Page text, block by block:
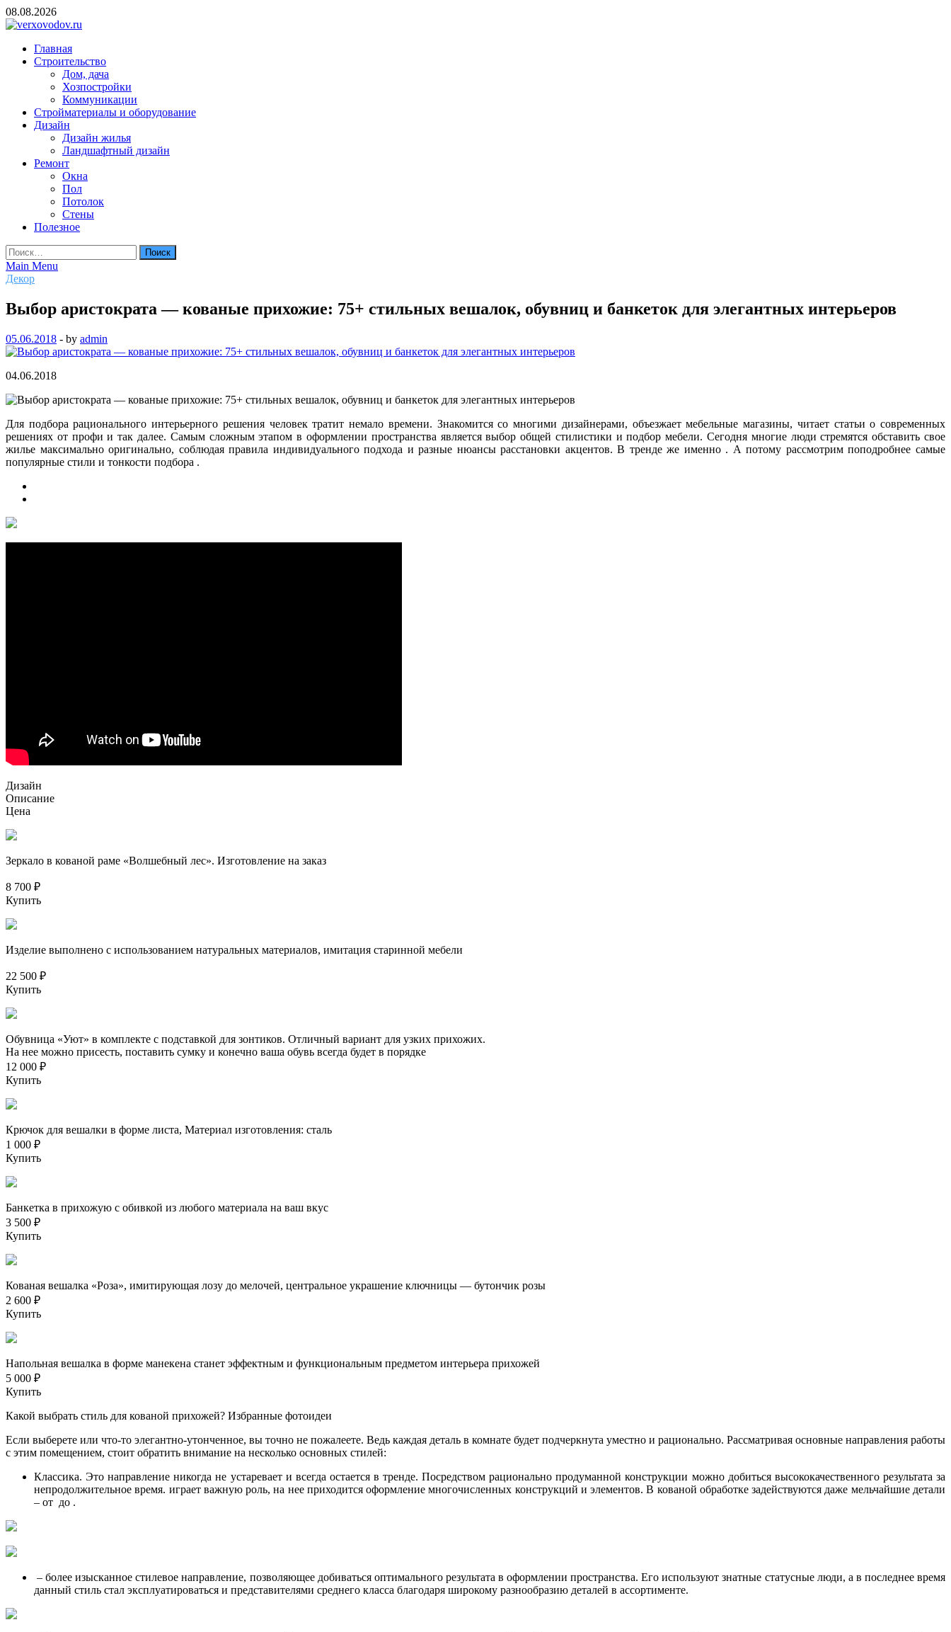
Skip
to
08.08.2026
verxovodov.ru
Ремонт и строительство
Главная
Строительство
Дом, дача
Хозпостройки
Коммуникации
Стройматериалы и оборудование
Дизайн
Дизайн жилья
Ландшафтный дизайн
Ремонт
Окна
Пол
Потолок
Стены
Полезное
Найти:
Main Menu
Декор
Выбор аристократа — кованые прихожие: 75+ стильных вешалок, обувниц и банкеток для элегантных интерьеров
05.06.2018 - by admin
04.06.2018
Для подбора рационального интерьерного решения человек тратит немало времени. Знакомится со многими дизайнерами, объезжает мебельные магазины, читает статьи о современных
решениях от профи и так далее. Самым сложным этапом в оформлении пространства являетсявыбор общей стилистики и подбор мебели. Сегодня многие люди стремятся обставить свое
жилье максимально оригинально, соблюдая правила индивидуального подхода и разные нюансы расстановки акцентов. В тренде же именно . А потому рассмотрим поподробнее самые
популярные стили и тонкости подбора .
Дизайн
Описание
Цена
Зеркало в кованой раме «Волшебный лес». Изготовление на заказ
8 700 ₽
Купить
Изделие выполнено с использованием натуральных материалов, имитация старинной мебели
22 500 ₽
Купить
Обувница «Уют» в комплекте с подставкой для зонтиков. Отличный вариант для узких прихожих.
На нее можно присесть, поставить сумку и конечно ваша обувь всегда будет в порядке
12 000 ₽
Купить
Крючок для вешалки в форме листа, Материал изготовления: сталь
1 000 ₽
Купить
Банкетка в прихожую с обивкой из любого материала на ваш вкус
3 500 ₽
Купить
Кованая вешалка «Роза», имитирующая лозу до мелочей, центральное украшение ключницы — бутончик розы
2 600 ₽
Купить
Напольная вешалка в форме манекена станет эффектным и функциональным предметом интерьера прихожей
5 000 ₽
Купить
Какой выбрать стиль для кованой прихожей? Избранные фотоидеи
Если выберете или что-то элегантно-утонченное, вы точно не пожалеете. Ведь каждая деталь в комнате будет подчеркнута уместно и рационально. Рассматривая основные направления работы
с этим помещением, стоит обратить внимание на несколько основных стилей:
Классика. Это направление никогда не устаревает и всегда остается в тренде. Посредством рационально продуманной конструкции можно добиться высококачественного результата за
непродолжительное время. играет важную роль, на нее приходится оформление многочисленных конструкций и элементов. В кованой обработке задействуются даже мельчайшие детали
– от до .
– более изысканное стилевое направление, позволяющее добиваться оптимального результата в оформлении пространства. Его используют знатные статусные люди, а в последнее время
данный стиль стал эксплуатироваться и представителями среднего класса благодаря широкому разнообразию деталей в ассортименте.